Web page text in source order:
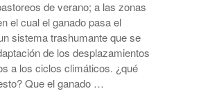
de verano; a las zonas
el cual el ganado pasa el
sistema trashumante que se
de los desplazamientos
a los ciclos climáticos. ¿qué
Que el ganado …